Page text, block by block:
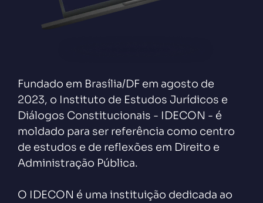
Fundado em Brasília/DF em agosto de
2023, o Instituto de Estudos Jurídicos e
Diálogos Constitucionais - IDECON - é
moldado para ser referência como centro
de estudos e de reflexões em Direito e
Administração Pública.
O IDECON é uma instituição dedicada ao